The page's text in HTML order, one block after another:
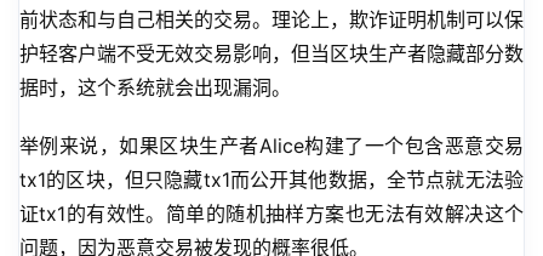
前状态和与自己相关的交易。理论上，欺诈证明机制可以保
护轻客户端不受无效交易影响，但当区块生产者隐藏部分数
据时，这个系统就会出现漏洞。
举例来说，如果区块生产者Alice构建了一个包含恶意交易
tx1的区块，但只隐藏tx1而公开其他数据，全节点就无法验
证tx1的有效性。简单的随机抽样方案也无法有效解决这个
问题，因为恶意交易被发现的概率很低。